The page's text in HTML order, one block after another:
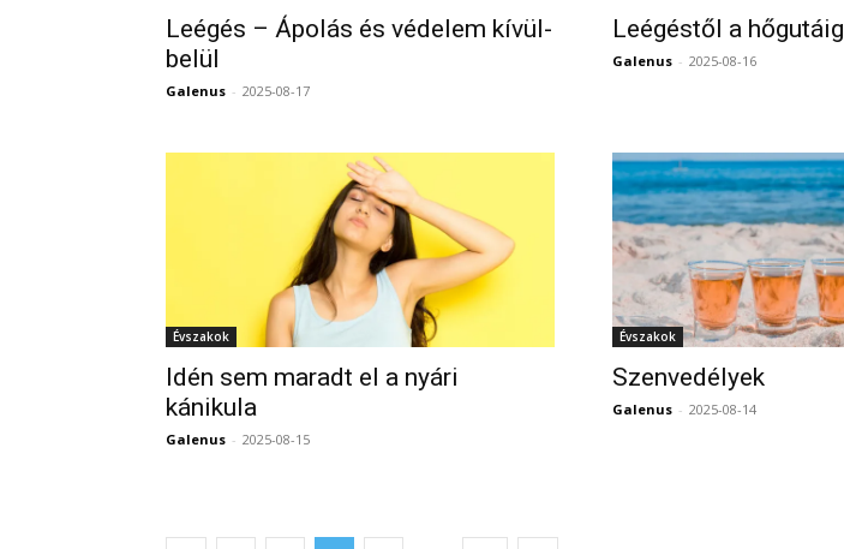
Leégés – Ápolás és védelem kívül-
belül
Galenus - 2025-08-17
Leégéstől a hőgutáig
Galenus - 2025-08-16
Évszakok
Idén sem maradt el a nyári
kánikula
Galenus - 2025-08-15
Évszakok
Szenvedélyek
Galenus - 2025-08-14